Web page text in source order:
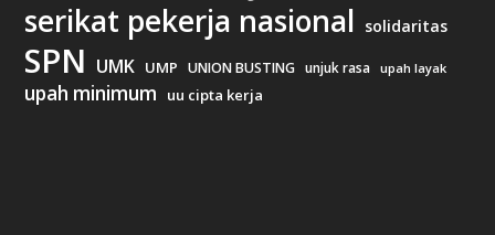
serikat pekerja nasional solidaritas
SPN UMK UMP UNION BUSTING unjuk rasa upah layak
upah minimum uu cipta kerja